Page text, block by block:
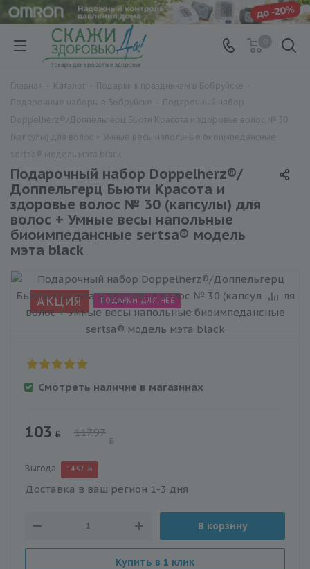
Подарочный набор Doppelherz®/
Доппельгерц Бьюти Красота и
здоровье волос № 30 (капсулы) для
волос + Умные весы напольные
биоимпедансные sertsa® модель
мэта black
АКЦИЯ ПОДАРКИ ДЛЯ НЕЕ
Смотреть наличие в магазинах
103 117.97
Выгода 14.97
Доставка в ваш регион 1-3 дня
В корзину
Купить в 1 клик